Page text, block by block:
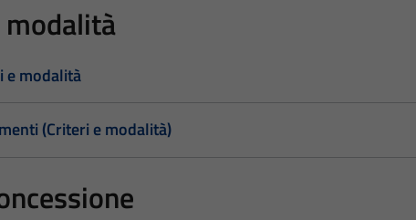
e modalità
(Criteri e modalità)